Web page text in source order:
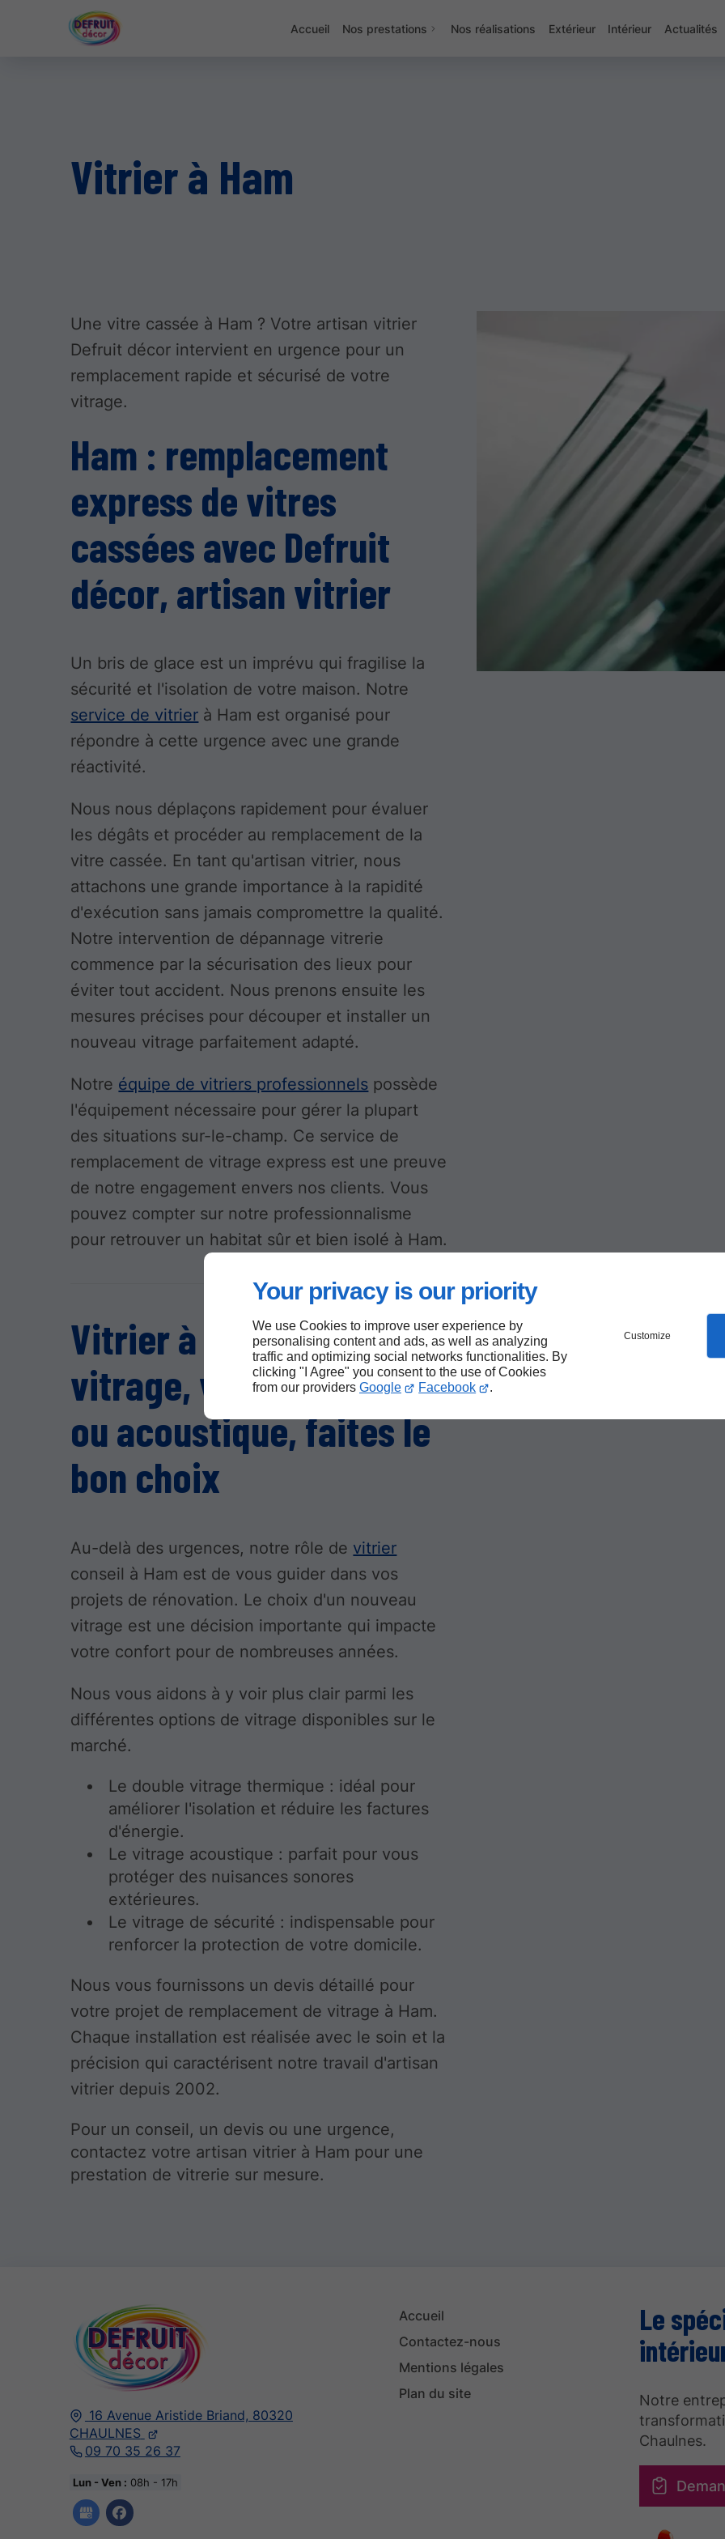
Your privacy is our priority
We use Cookies to improve user experience by
personalising content and ads, as well as analyzing
traffic and optimizing social networks functionalities. By
clicking "I Agree" you consent to the use of Cookies
from our providers Google Facebook .
Customize
Accueil Nos prestations Nos réalisations Extérieur Intérieur Actualités
Vitrier à Ham
Une vitre cassée à Ham ? Votre artisan vitrier
Defruit décor intervient en urgence pour un
remplacement rapide et sécurisé de votre
vitrage.
Ham : remplacement
express de vitres
cassées avec Defruit
décor, artisan vitrier
Un bris de glace est un imprévu qui fragilise la
sécurité et l'isolation de votre maison. Notre
service de vitrier à Ham est organisé pour
répondre à cette urgence avec une grande
réactivité.
Nous nous déplaçons rapidement pour évaluer
les dégâts et procéder au remplacement de la
vitre cassée. En tant qu'artisan vitrier, nous
attachons une grande importance à la rapidité
d'exécution sans jamais compromettre la qualité.
Notre intervention de dépannage vitrerie
commence par la sécurisation des lieux pour
éviter tout accident. Nous prenons ensuite les
mesures précises pour découper et installer un
nouveau vitrage parfaitement adapté.
Notre équipe de vitriers professionnels possède
l'équipement nécessaire pour gérer la plupart
des situations sur-le-champ. Ce service de
remplacement de vitrage express est une preuve
de notre engagement envers nos clients. Vous
pouvez compter sur notre professionnalisme
pour retrouver un habitat sûr et bien isolé à Ham.
Vitrier à Ham : double
vitrage, vitrage isolant
ou acoustique, faites le
bon choix
Au-delà des urgences, notre rôle de vitrier
conseil à Ham est de vous guider dans vos
projets de rénovation. Le choix d'un nouveau
vitrage est une décision importante qui impacte
votre confort pour de nombreuses années.
Nous vous aidons à y voir plus clair parmi les
différentes options de vitrage disponibles sur le
marché.
Le double vitrage thermique : idéal pour
améliorer l'isolation et réduire les factures
d'énergie.
Le vitrage acoustique : parfait pour vous
protéger des nuisances sonores
extérieures.
Le vitrage de sécurité : indispensable pour
renforcer la protection de votre domicile.
Nous vous fournissons un devis détaillé pour
votre projet de remplacement de vitrage à Ham.
Chaque installation est réalisée avec le soin et la
précision qui caractérisent notre travail d'artisan
vitrier depuis 2002.
Pour un conseil, un devis ou une urgence,
contactez votre artisan vitrier à Ham pour une
prestation de vitrerie sur mesure.
16 Avenue Aristide Briand, 80320
CHAULNES
09 70 35 26 37
Lun - Ven : 08h - 17h
Accueil
Contactez-nous
Mentions légales
Plan du site
Le
Notre
Chaulnes.